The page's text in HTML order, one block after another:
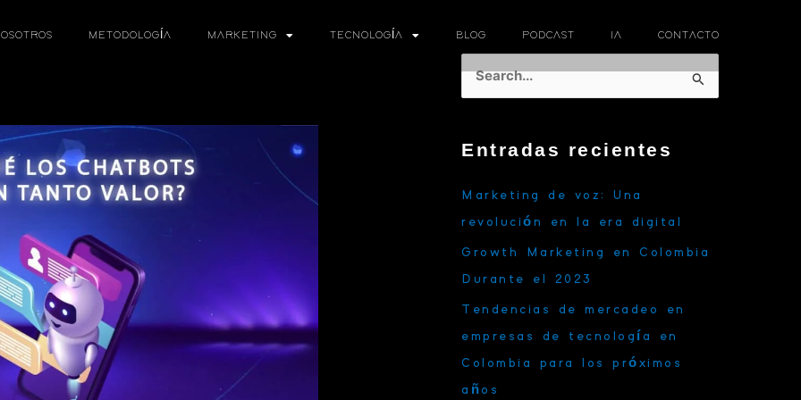
METODOLOGÍA MARKETING TECNOLOGÍA BLOG PODCAST IA CONTACTO
a
Entradas recientes
Marketing de voz: Una
revolución en la era digital
Growth Marketing en Colombia
Durante el 2023
Tendencias de mercadeo en
empresas de tecnología en
Colombia para los próximos
años